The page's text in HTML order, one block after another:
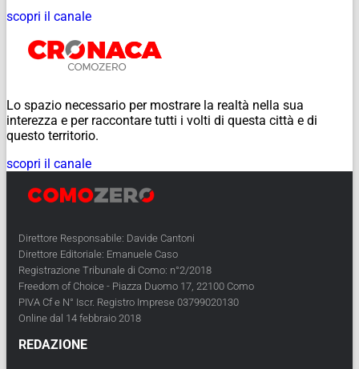
scopri il canale
Lo spazio necessario per mostrare la realtà nella sua
interezza e per raccontare tutti i volti di questa città e di
questo territorio.
scopri il canale
Direttore Responsabile: Davide Cantoni
Direttore Editoriale: Emanuele Caso
Registrazione Tribunale di Como: n°2/2018
Freedom of Choice - Piazza Duomo 17, 22100 Como
PIVA Cf e N° Iscr. Registro Imprese 03799020130
Online dal 14 febbraio 2018
REDAZIONE